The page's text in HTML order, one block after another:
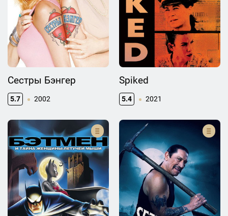
Сестры Бэнгер
5.7 2002
Spiked
5.4 2021